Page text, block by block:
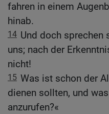
fahren in einem
hinab.
14 Und doch sprechen
uns; nach der
nicht!
15 Was ist schon der
dienen sollten, und
anzurufen?«